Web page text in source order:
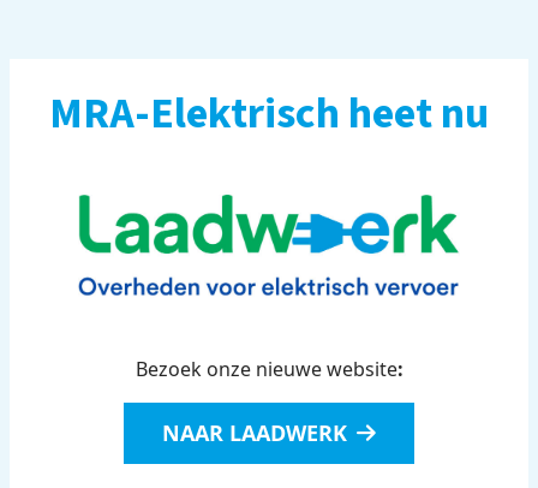
MRA-Elektrisch heet nu
Bezoek onze nieuwe website:
NAAR LAADWERK